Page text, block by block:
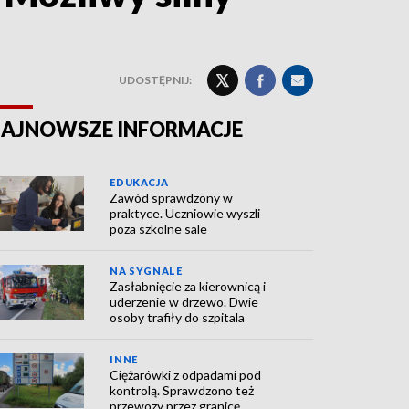
UDOSTĘPNIJ:
INFORMACJE
EDUKACJA
Zawód sprawdzony w
praktyce. Uczniowie wyszli
poza szkolne sale
NA SYGNALE
Zasłabnięcie za kierownicą i
uderzenie w drzewo. Dwie
osoby trafiły do szpitala
INNE
Ciężarówki z odpadami pod
kontrolą. Sprawdzono też
przewozy przez granicę